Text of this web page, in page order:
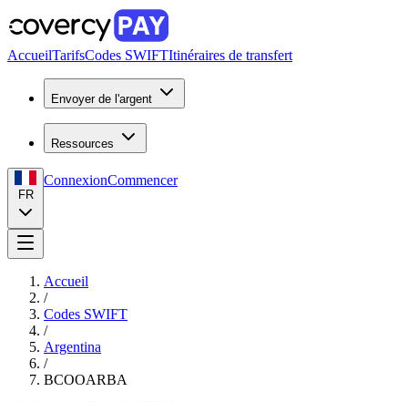
AccueilTarifsCodes SWIFTItinéraires de transfert
Envoyer de l'argent
Ressources
FR
ConnexionCommencer
Accueil
/
Codes SWIFT
/
Argentina
/
BCOOARBA